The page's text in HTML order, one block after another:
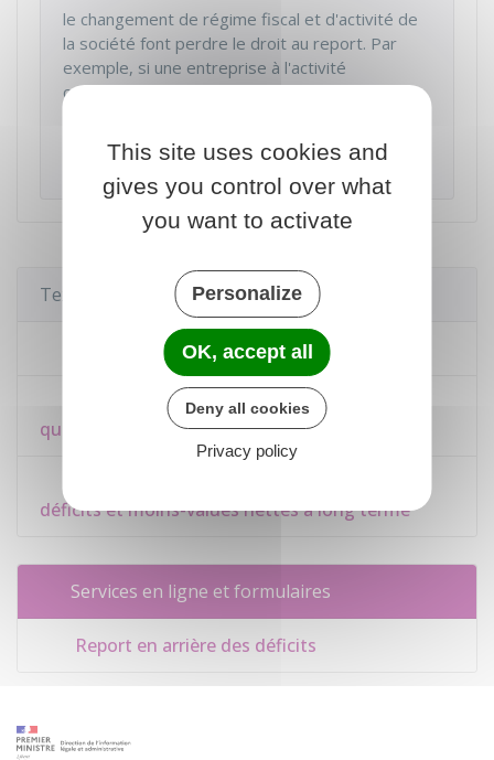
le changement de régime fiscal et d'activité de
la société font perdre le droit au report. Par
exemple, si une entreprise à l'activité
commerciale est transformée en holding, elle
déficit de son activité précédente sur son
résultat présent.
Textes de référence
Code général des impôts : article 209
Code général des impôts : article 220
quinquies
déficits et moins-values nettes à long terme
Services en ligne et formulaires
Report en arrière des déficits
This site uses cookies and
gives you control over what
you want to activate
Personalize
OK, accept all
Deny all cookies
Privacy policy